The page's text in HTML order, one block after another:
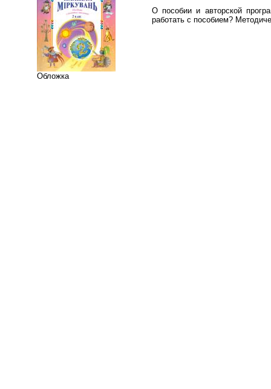
Обложка
О пособии и авторской
работать с пособием?